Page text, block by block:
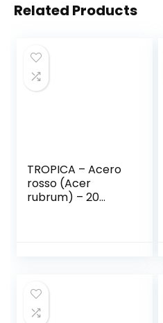
Related Products
TROPICA – Acero
rosso (Acer
rubrum) – 20